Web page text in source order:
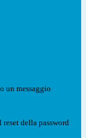
un messaggio
della password